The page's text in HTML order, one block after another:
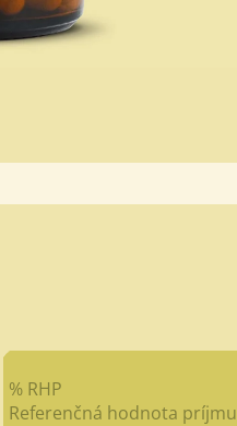
% RHP
Referenčná hodnota príjmu